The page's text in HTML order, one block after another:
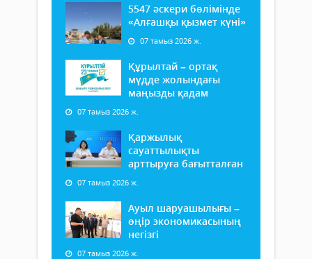
5547 әскери бөлімінде
«Алғашқы қызмет күні»
07 тамыз 2026 ж.
Құрылтай – ортақ
мүдде жолындағы
маңызды қадам
07 тамыз 2026 ж.
Қаржылық
сауаттылықты
арттыруға бағытталған
07 тамыз 2026 ж.
Ауыл шаруашылығы –
өңір экономикасының
негізгі
07 тамыз 2026 ж.